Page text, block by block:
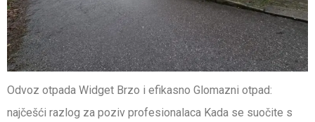
Odvoz otpada Widget Brzo i efikasno Glomazni otpad:
najčešći razlog za poziv profesionalaca Kada se suočite s